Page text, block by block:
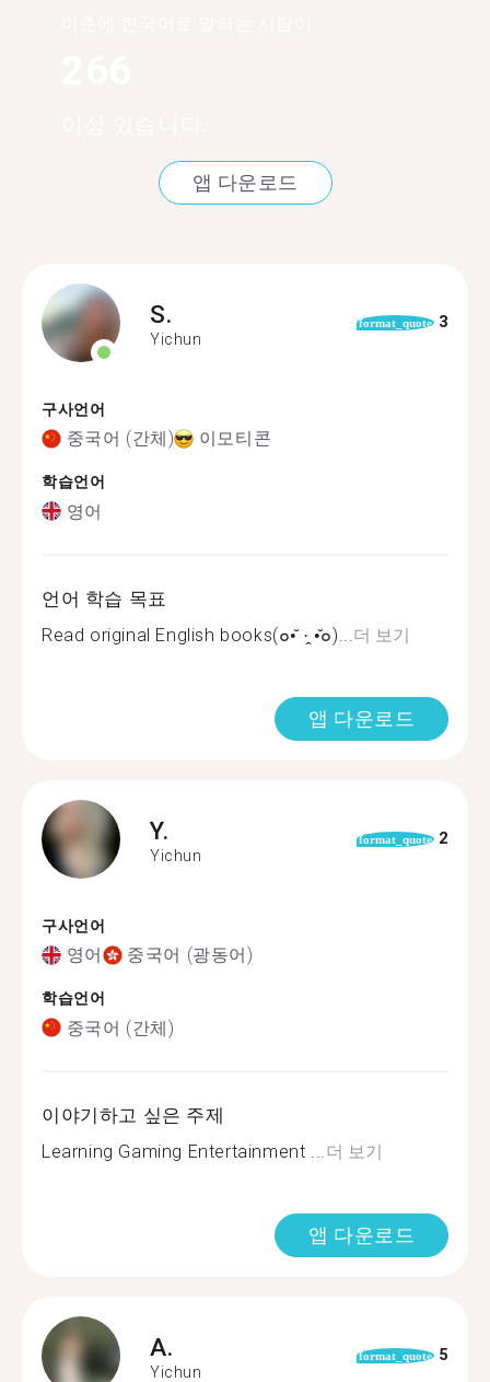
앱 다운로드
S.
Yichun
format_quote 3
구사언어
중국어 (간체) 이모티콘
학습언어
영어
언어 학습 목표
Read original English books(๐•̆ ·̭ •̆๐)... 더 보기
앱 다운로드
Y.
Yichun
format_quote 2
구사언어
영어 중국어 (광동어)
학습언어
중국어 (간체)
이야기하고 싶은 주제
Learning Gaming Entertainment ... 더 보기
앱 다운로드
A.
Yichun
format_quote 5